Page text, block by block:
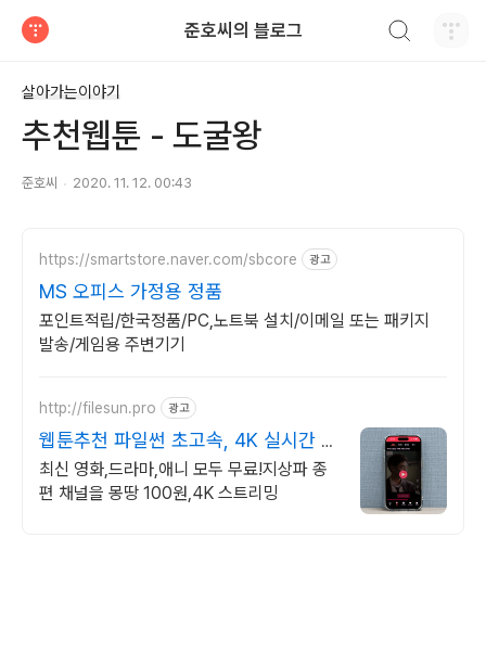
준호씨의 블로그
살아가는이야기
추천웹툰 - 도굴왕
준호씨 2020. 11. 12. 00:43
https://smartstore.naver.com/sbcore 광고
MS 오피스 가정용 정품
포인트적립/한국정품/PC,노트북 설치/이메일 또는 패키지
발송/게임용 주변기기
http://filesun.pro 광고
웹툰추천 파일썬 초고속, 4K 실시간 보
기!
최신 영화,드라마,애니 모두 무료!지상파 종
편 채널을 몽땅 100원,4K 스트리밍